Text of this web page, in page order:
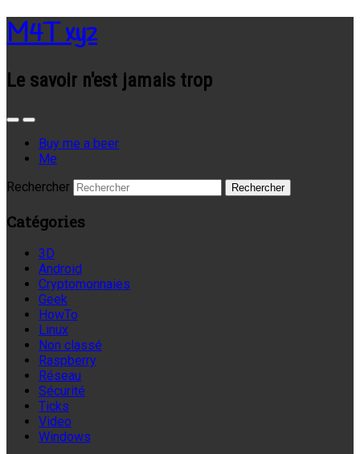
M4T xyz
Le savoir n'est jamais trop
Buy me a beer
Me
Rechercher
Catégories
3D
Android
Cryptomonnaies
Geek
HowTo
Linux
Non classé
Raspberry
Réseau
Sécurité
Ticks
Video
Windows